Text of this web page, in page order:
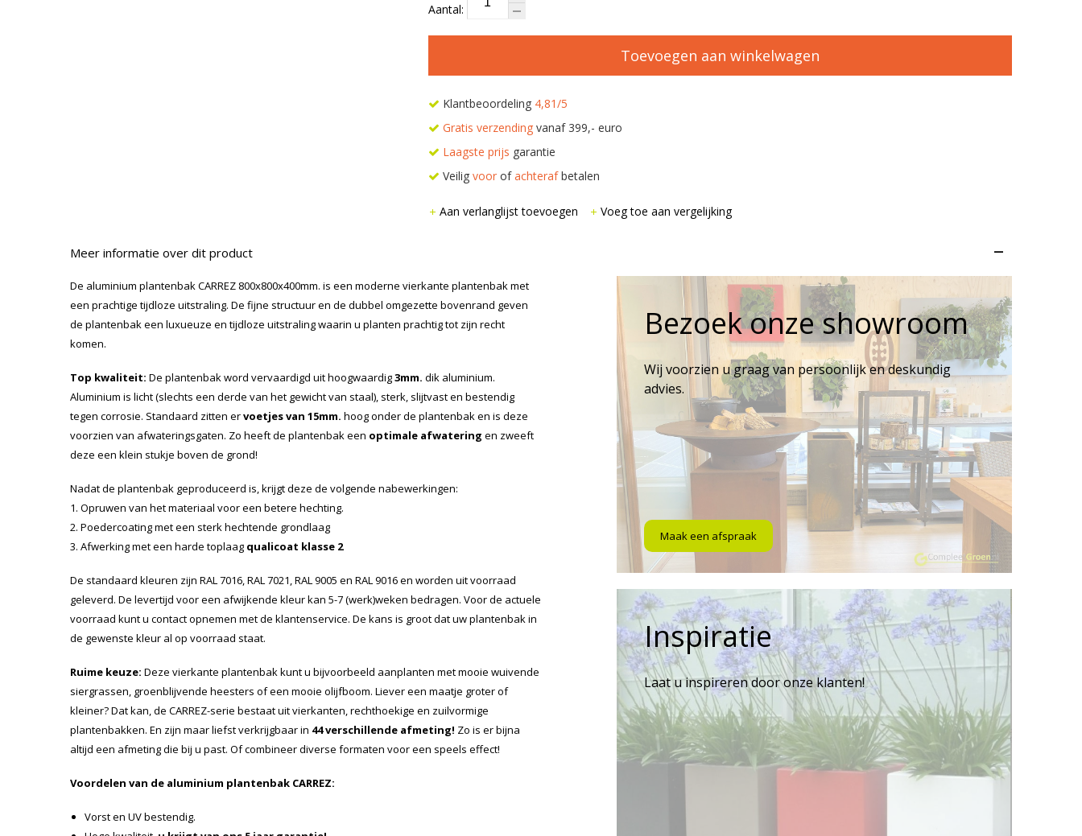
Aantal:
Toevoegen aan winkelwagen
Klantbeoordeling 4,81/5
Gratis verzendingvanaf 399,- euro
Laagste prijs garantie
Veilig voorofachterafbetalen
Aan verlanglijst toevoegen Voeg toe aan vergelijking
Meer informatie over dit product –
De aluminium plantenbak CARREZ 800x800x400mm. is een moderne vierkante plantenbak met
een prachtige tijdloze uitstraling. De fijne structuur en de dubbel omgezette bovenrand geven
de plantenbak een luxueuze en tijdloze uitstraling waarin u planten prachtig tot zijn recht
komen.
Top kwaliteit: De plantenbak word vervaardigd uit hoogwaardig3mm. dik aluminium.
Aluminium is licht (slechts een derde van het gewicht van staal), sterk, slijtvast en bestendig
tegen corrosie. Standaard zitten ervoetjes van 15mm. hoog onder de plantenbak en is deze
voorzien van afwateringsgaten. Zo heeft de plantenbak een optimale afwatering en zweeft
deze een klein stukje boven de grond!
Nadat de plantenbak geproduceerd is, krijgt deze de volgende nabewerkingen:
1. Opruwen van het materiaal voor een betere hechting.
2. Poedercoating met een sterk hechtende grondlaag
3. Afwerking met een harde toplaag qualicoat klasse 2
De standaard kleuren zijn RAL 7016, RAL 7021, RAL 9005 en RAL 9016 en worden uit voorraad
geleverd. De levertijd voor een afwijkende kleur kan 5-7 (werk)weken bedragen. Voor de actuele
voorraad kunt u contact opnemen met de klantenservice. De kans is groot dat uw plantenbak in
de gewenste kleur al op voorraad staat.
Ruime keuze: Deze vierkante plantenbak kunt u bijvoorbeeld aanplanten met mooie wuivende
siergrassen, groenblijvende heesters of een mooie olijfboom. Liever een maatje groter of
kleiner? Dat kan, de CARREZ-serie bestaat uit vierkanten, rechthoekige en zuilvormige
plantenbakken. En zijn maar liefst verkrijgbaar in 44 verschillende afmeting! Zo is er bijna
altijd een afmeting die bij u past. Of combineer diverse formaten voor een speels effect!
Voordelen van de aluminium plantenbak CARREZ:
Vorst en UV bestendig.
Bezoek onze showroom
Wij voorzien u graag van persoonlijk en deskundig
advies.
Maak een afspraak
Inspiratie
Laat u inspireren door onze klanten!